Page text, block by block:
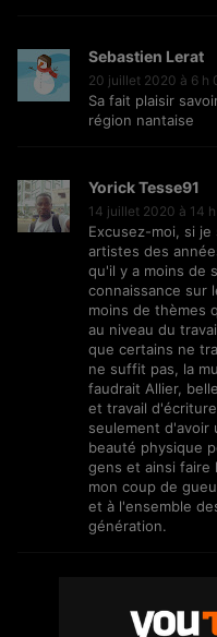
Sebastien Lerat
20 juillet 2020 à 6 h
Sa fait plaisir
région nantaise
Yorick Tesse91
14 juillet 2020 à 14
Excusez-moi, si
artistes des
qu'il y a moins de
connaissance sur
moins de thèmes
au niveau du
que certains ne
ne suffit pas, la
faudrait Allier,
et travail
seulement d'avoir
beauté physique
gens et ainsi faire
mon coup de
et à l'ensemble
génération.
10 juillet 2020 à 0 h